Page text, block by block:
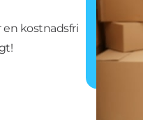
en kostnadsfri